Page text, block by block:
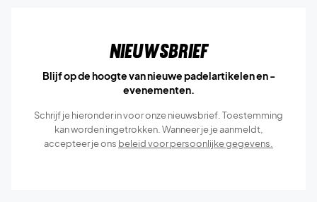
Nieuwsbrief
Blijf op de hoogte van nieuwe padelartikelen en -
evenementen.
Schrijf je hieronder in voor onze nieuwsbrief. Toestemming
kan worden ingetrokken. Wanneer je je aanmeldt,
accepteer je ons beleid voor persoonlijke gegevens.